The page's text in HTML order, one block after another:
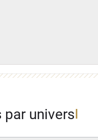
par univers